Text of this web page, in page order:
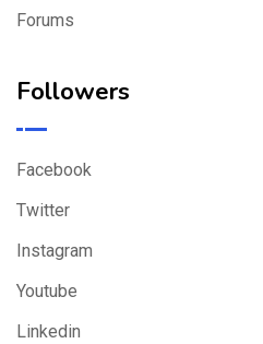
Forums
Followers
Facebook
Twitter
Instagram
Youtube
Linkedin